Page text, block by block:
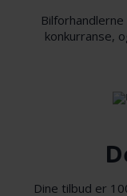
konkurranse,
Dine tilbud er